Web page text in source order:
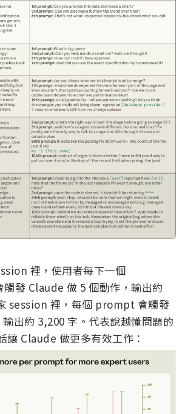
裡，使用者每下一個
發 Claude 做 5 個動作，輸出約
session 裡，每個 prompt 會觸發
出約 3,200 字。代表說越懂問題的
讓 Claude 做更多有效工作：